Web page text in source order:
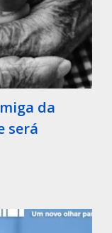
da
será